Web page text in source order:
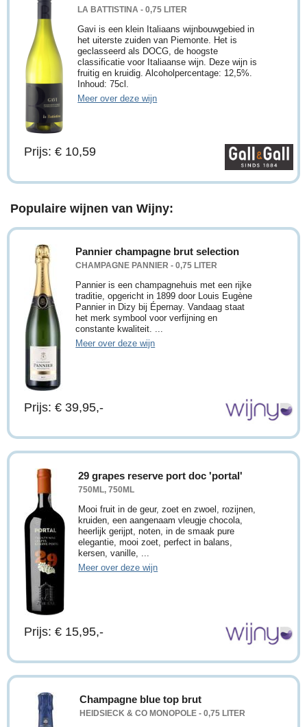
LA BATTISTINA - 0,75 LITER
Gavi is een klein Italiaans wijnbouwgebied in
het uiterste zuiden van Piemonte. Het is
geclasseerd als DOCG, de hoogste
classificatie voor Italiaanse wijn. Deze wijn is
fruitig en kruidig. Alcoholpercentage: 12,5%.
Inhoud: 75cl.
Meer over deze wijn
Prijs: € 10,59
Populaire wijnen van Wijny:
Pannier champagne brut selection
CHAMPAGNE PANNIER - 0,75 LITER
Pannier is een champagnehuis met een rijke
traditie, opgericht in 1899 door Louis Eugène
Pannier in Dizy bij Épernay. Vandaag staat
het merk symbool voor verfijning en
constante kwaliteit. ...
Meer over deze wijn
Prijs: € 39,95,-
29 grapes reserve port doc 'portal'
750ML, 750ML
Mooi fruit in de geur, zoet en zwoel, rozijnen,
kruiden, een aangenaam vleugje chocola,
heerlijk gerijpt, noten, in de smaak pure
elegantie, mooi zoet, perfect in balans,
kersen, vanille, ...
Meer over deze wijn
Prijs: € 15,95,-
Champagne blue top brut
HEIDSIECK & CO MONOPOLE - 0,75 LITER